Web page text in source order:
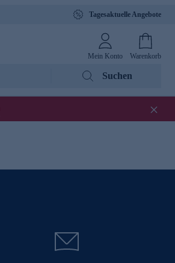
Tagesaktuelle Angebote
Mein Konto Warenkorb
Suchen